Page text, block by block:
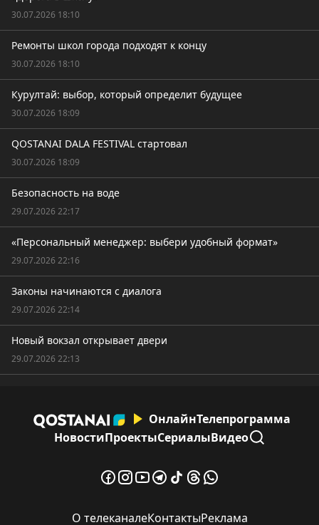
30.07.2026 18:10
Ремонты школ города подходят к концу
30.07.2026 18:10
Курултай: выбор, который определит будущее
30.07.2026 18:09
QOSTANAI DALA FESTIVAL стартовал
30.07.2026 18:09
Безопасность на воде
29.07.2026 22:17
«Персональный менеджер: выбери удобный формат»
29.07.2026 22:16
Законы начинаются с диалога
29.07.2026 22:14
Новый вокзал открывает двери
29.07.2026 22:13
ОнлайнТелепрограмма
НовостиПроектыСериалыВидео
О телеканалеКонтактыРеклама